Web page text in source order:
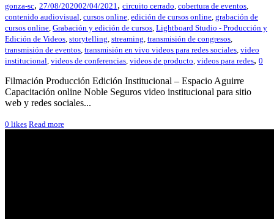
gonza-sc, 27/08/202002/04/2021 , circuito cerrado cobertura de eventos
contenido audiovisual cursos online edición de cursos online grabación de
cursos online Grabación y edición de cursos Lightboard Studio - Producción y
Edición de Videos storytelling streaming transmisión de congresos
transmisión de eventos transmisión en vivo videos para redes sociales video
institucional videos de conferencias videos de producto videos para redes, 0
Filmación Producción Edición Institucional – Espacio Aguirre
Capacitación online Noble Seguros video institucional para sitio
web y redes sociales...
0 likes Read more